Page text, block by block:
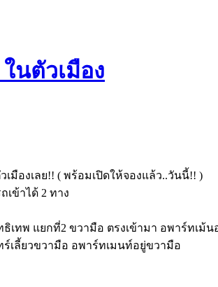
นตัวเมือง
มืองเลย!! ( พร้อมเปิดให้จองแล้ว..วันนี้!! )
เข้าได้ 2 ทาง
ธิเทพ แยกที่2 ขวามือ ตรงเข้ามา อพาร์ทเม้
ร์เลี้ยวขวามือ อพาร์ทเมนท์อยู่ขวามือ